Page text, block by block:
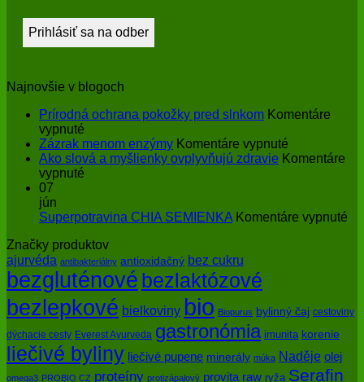
Najnovšie v blogoch
Prírodná ochrana pokožky pred slnkom Komentáre
vypnuté
Prírodná
ochrana
Zázrak menom enzýmy Komentáre vypnuté
Zázrak
Ako slová a myšlienky ovplyvňujú zdravie Komentáre
vypnuté
a
ovplyvňujú
zdravie
07
jún
Superpotravina CHIA SEMIENKA Komentáre vypnuté
Značky produktov
ajurvéda antibakteriálny antioxidačný bez cukru
bezgluténové bezlaktózové
bezlepkové bielkoviny bio Biopurus bylinný čaj cestoviny
dýchacie cesty Everest Ayurveda gastronómia imunita korenie
liečivé byliny liečivé pupene minerály múka Naděje olej
omega3 PROBIO CZ proteíny protizápalový provita raw ryža Serafin